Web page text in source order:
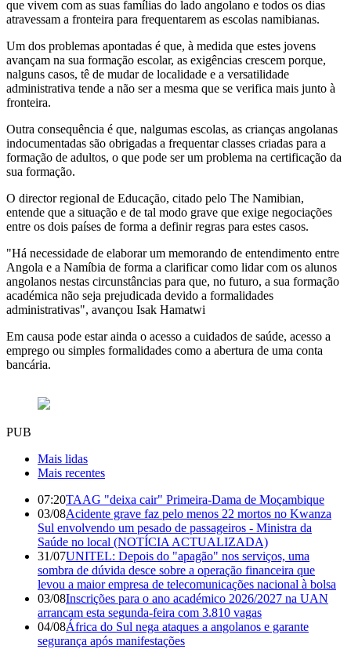
que vivem com as suas famílias do lado angolano e todos os dias
atravessam a fronteira para frequentarem as escolas namibianas.
Um dos problemas apontadas é que, à medida que estes jovens
avançam na sua formação escolar, as exigências crescem porque,
nalguns casos, tê de mudar de localidade e a versatilidade
administrativa tende a não ser a mesma que se verifica mais junto à
fronteira.
Outra consequência é que, nalgumas escolas, as crianças angolanas
indocumentadas são obrigadas a frequentar classes criadas para a
formação de adultos, o que pode ser um problema na certificação da
sua formação.
O director regional de Educação, citado pelo The Namibian,
entende que a situação e de tal modo grave que exige negociações
entre os dois países de forma a definir regras para estes casos.
"Há necessidade de elaborar um memorando de entendimento entre
Angola e a Namíbia de forma a clarificar como lidar com os alunos
angolanos nestas circunstâncias para que, no futuro, a sua formação
académica não seja prejudicada devido a formalidades
administrativas", avançou Isak Hamatwi
Em causa pode estar ainda o acesso a cuidados de saúde, acesso a
emprego ou simples formalidades como a abertura de uma conta
bancária.
PUB
Mais lidas
Mais recentes
07:20TAAG "deixa cair" Primeira-Dama de Moçambique
03/08Acidente grave faz pelo menos 22 mortos no Kwanza
Sul envolvendo um pesado de passageiros - Ministra da
Saúde no local (NOTÍCIA ACTUALIZADA)
31/07UNITEL: Depois do "apagão" nos serviços, uma
sombra de dúvida desce sobre a operação financeira que
levou a maior empresa de telecomunicações nacional à bolsa
03/08Inscrições para o ano académico 2026/2027 na UAN
arrancam esta segunda-feira com 3.810 vagas
04/08África do Sul nega ataques a angolanos e garante
segurança após manifestações